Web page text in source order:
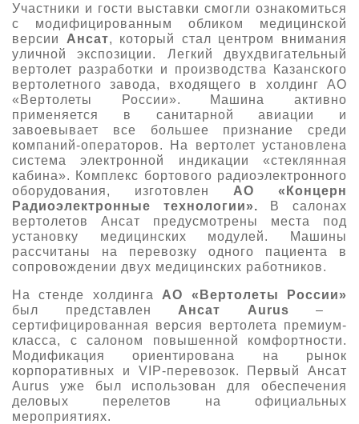
Участники и гости выставки смогли ознакомиться
с модифицированным обликом медицинской
версии Ансат, который стал центром внимания
уличной экспозиции. Легкий двухдвигательный
вертолет разработки и производства Казанского
вертолетного завода, входящего в холдинг АО
«Вертолеты России». Машина активно
применяется в санитарной авиации и
завоевывает все большее признание среди
компаний-операторов. На вертолет установлена
система электронной индикации «стеклянная
кабина». Комплекс бортового радиоэлектронного
оборудования, изготовлен
АО «Концерн
Радиоэлектронные технологии». В салонах
вертолетов Ансат предусмотрены места под
установку медицинских модулей. Машины
рассчитаны на перевозку одного пациента в
сопровождении двух медицинских работников.
На стенде холдинга АО
«Вертолеты России»
был представлен Ансат Aurus –
сертифицированная версия вертолета премиум-
класса, с салоном повышенной комфортности.
Модификация ориентирована на рынок
корпоративных и VIP-перевозок. Первый Ансат
Aurus уже был использован для обеспечения
деловых перелетов на официальных
мероприятиях.